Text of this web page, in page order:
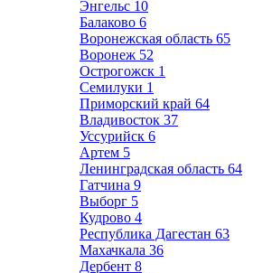
Энгельс 10
Балаково 6
Воронежская область 65
Воронеж 52
Острогожск 1
Семилуки 1
Приморский край 64
Владивосток 37
Уссурийск 6
Артем 5
Ленинградская область 64
Гатчина 9
Выборг 5
Кудрово 4
Республика Дагестан 63
Махачкала 36
Дербент 8